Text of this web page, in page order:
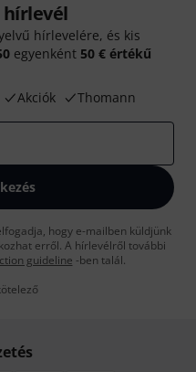
hírlevelére, és kis
egyenként 50 € értékű
Akciók Thomann
hogy e-mailben küldjünk
erről. A hírlevélről további
guideline -ben talál.